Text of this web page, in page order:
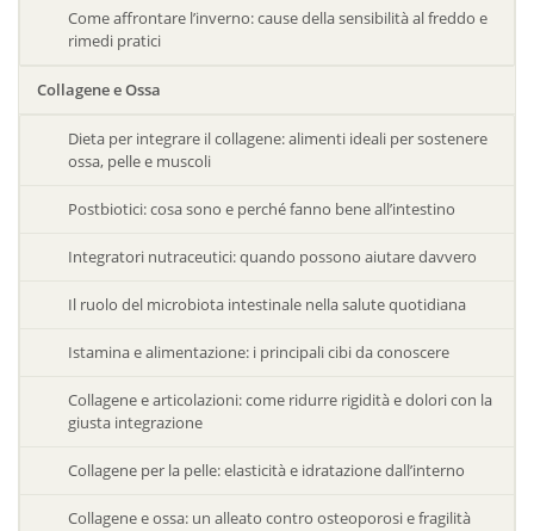
Come affrontare l’inverno: cause della sensibilità al freddo e
rimedi pratici
Collagene e Ossa
Dieta per integrare il collagene: alimenti ideali per sostenere
ossa, pelle e muscoli
Postbiotici: cosa sono e perché fanno bene all’intestino
Integratori nutraceutici: quando possono aiutare davvero
Il ruolo del microbiota intestinale nella salute quotidiana
Istamina e alimentazione: i principali cibi da conoscere
Collagene e articolazioni: come ridurre rigidità e dolori con la
giusta integrazione
Collagene per la pelle: elasticità e idratazione dall’interno
Collagene e ossa: un alleato contro osteoporosi e fragilità